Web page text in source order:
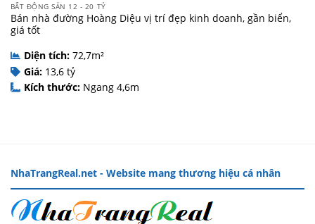
BẤT ĐỘNG SẢN 12 - 20 TỶ
Bán nhà đường Hoàng Diệu vị trí đẹp kinh doanh, gần biển,
giá tốt
Diện tích: 72,7m²
Giá: 13,6 tỷ
Kích thước: Ngang 4,6m
NhaTrangReal.net - Website mang thương hiệu cá nhân